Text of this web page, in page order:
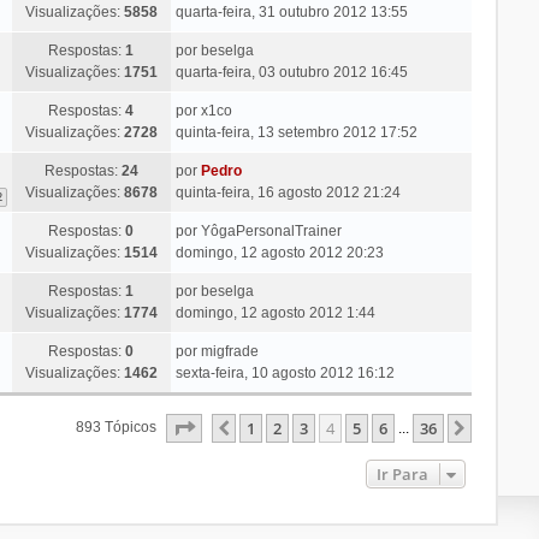
Visualizações: 5858
quarta-feira, 31 outubro 2012 13:55
Respostas:1
Visualizações: 1751
por beselga
quarta-feira, 03 outubro 2012 16:45
Respostas:4
Visualizações: 2728
por x1co
quinta-feira, 13 setembro 2012 17:52
Respostas: 24
Visualizações: 8678
por Pedro
quinta-feira, 16 agosto 2012 21:24
Respostas:0
Visualizações: 1514
por YôgaPersonalTrainer
domingo, 12 agosto 2012 20:23
Respostas:1
Visualizações: 1774
por beselga
domingo, 12 agosto 2012 1:44
Respostas:0
Visualizações: 1462
por migfrade
sexta-feira, 10 agosto 2012 16:12
893 Tópicos Página4 De 36
Anterior
1 2 3 4 5 6 ... 36
Ir Para